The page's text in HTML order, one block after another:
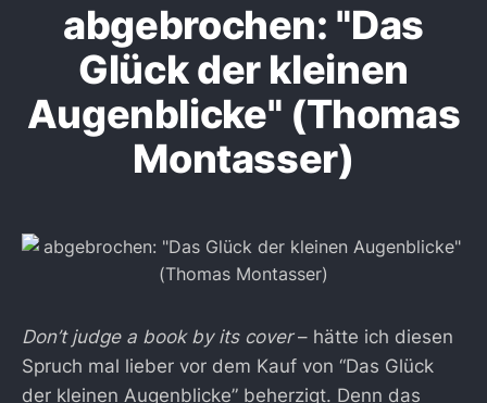
abgebrochen: "Das
Glück der kleinen
Augenblicke" (Thomas
Montasser)
Don’t judge a book by its cover– hätte ich diesen
Spruch mal lieber vor dem Kauf von “Das Glück
der kleinen Augenblicke” beherzigt. Denn das